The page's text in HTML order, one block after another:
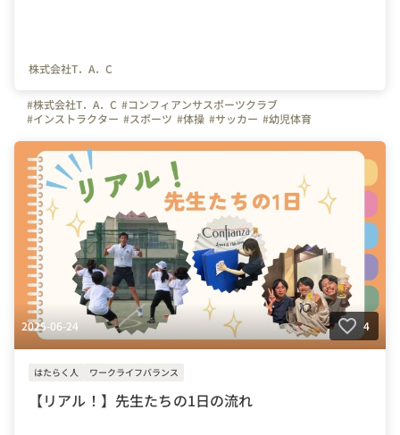
株式会社T．A．C
#株式会社T．A．C #コンフィアンサスポーツクラブ
#インストラクター #スポーツ #体操 #サッカー #幼児体育
#千葉県 #群馬県 #未経験 #教育 #上司や先輩のキャラクター
#インタビュー
#成長実感
2025-06-24 4
はたらく人 ワークライフバランス
【リアル！】先生たちの1日の流れ